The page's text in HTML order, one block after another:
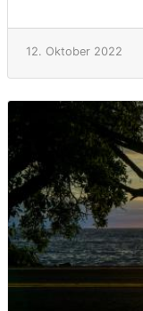
12. Oktober 2022